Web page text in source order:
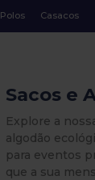
Polos Casacos
Sacos e
Explore a
algodão
para eventos
que a sua